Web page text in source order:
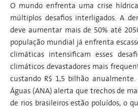
O mundo enfrenta uma crise
múltiplos desafios interligados. A
deve aumentar mais de 50% até
população mundial já enfrenta
climáticas intensificam esses
climáticos devastadores mais
custando R$ 1,5 bilhão
Águas (ANA) alerta que trechos de
de rios brasileiros estão poluídos, o